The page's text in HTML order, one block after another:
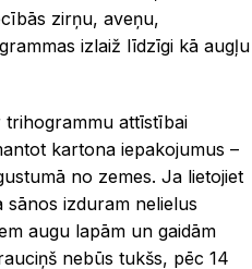
zirņu, aveņu,
izlaiž līdzīgi kā augļu
trihogrammu attīstībai
kartona iepakojumus –
no zemes. Ja lietojiet
sānos izduram nelielus
augu lapām un gaidām
nebūs tukšs, pēc 14